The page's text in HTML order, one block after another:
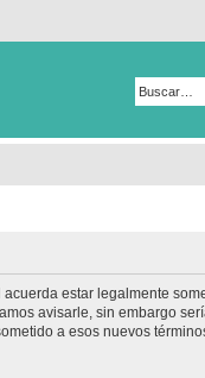
estar legalmente
avisarle, sin embargo
a esos nuevos